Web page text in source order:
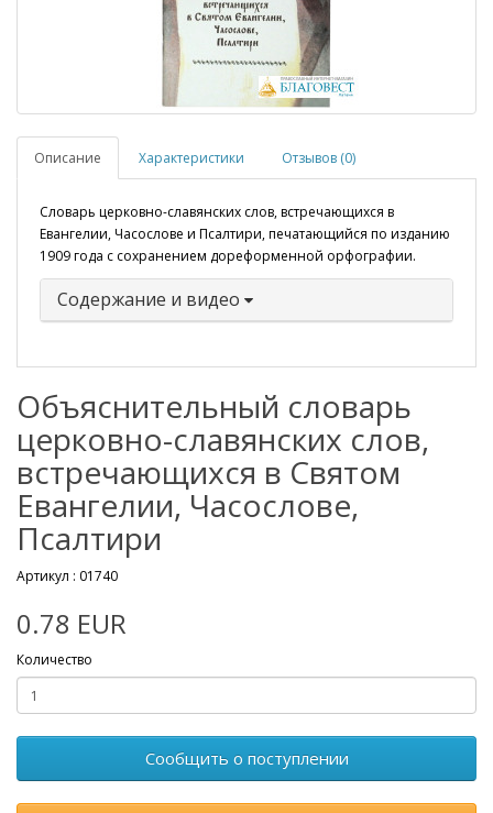
Описание Характеристики Отзывов (0)
Словарь церковно-славянских слов, встречающихся в
Евангелии, Часослове и Псалтири, печатающийся по изданию
1909 года с сохранением дореформенной орфографии.
Содержание и видео
Объяснительный словарь
церковно-славянских слов,
встречающихся в Святом
Евангелии, Часослове,
Псалтири
Артикул : 01740
0.78 EUR
Количество
Сообщить о поступлении